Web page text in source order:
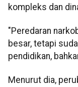
kompleks dan
"Peredaran
besar, tetapi
pendidikan,
Menurut dia,